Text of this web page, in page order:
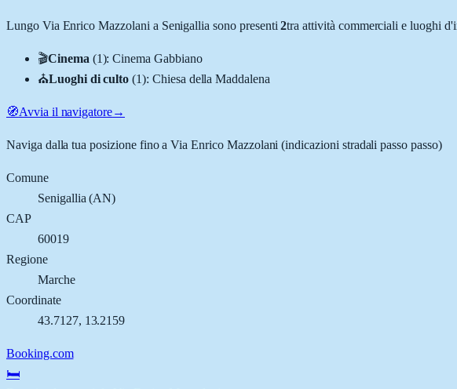
Lungo Via Enrico Mazzolani a Senigallia sono presenti 2tra attività commerciali e luoghi
🎬Cinema (1):Cinema Gabbiano
⛪Luoghi di culto (1): Chiesa della Maddalena
🧭Avvia il navigatore→
Naviga dalla tua posizione fino aVia Enrico Mazzolani (indicazioni stradali passo passo)
Comune
Senigallia (AN)
CAP
60019
Regione
Marche
Coordinate
43.7127, 13.2159
Booking.com
🛏️